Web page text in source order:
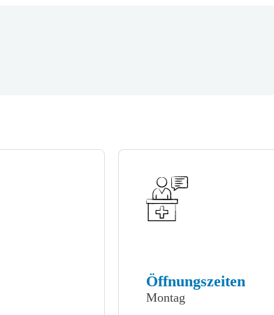
Öffnungszeiten
Montag